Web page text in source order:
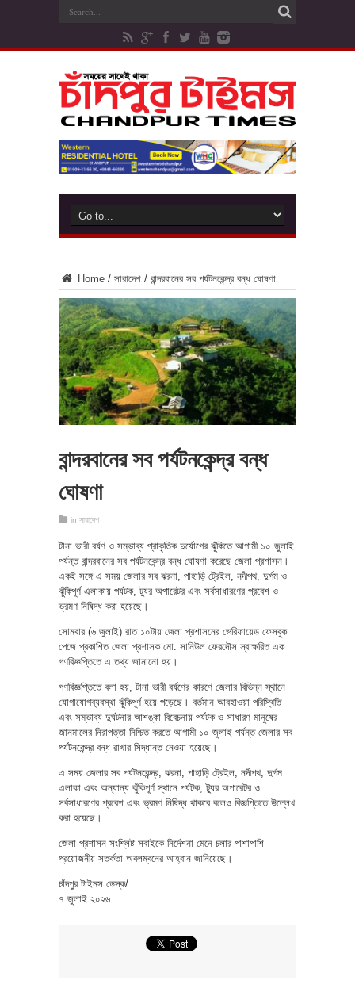
Home / সারাদেশ / বান্দরবানের সব পর্যটনকেন্দ্র বন্ধ ঘোষণা
বান্দরবানের সব পর্যটনকেন্দ্র বন্ধ
ঘোষণা
in সারাদেশ
টানা ভারী বর্ষণ ও সম্ভাব্য প্রাকৃতিক দুর্যোগের ঝুঁকিতে আগামী ১০ জুলাই
পর্যন্ত বান্দরবানের সব পর্যটনকেন্দ্র বন্ধ ঘোষণা করেছে জেলা প্রশাসন।
একই সঙ্গে এ সময় জেলার সব ঝরনা, পাহাড়ি ট্রেইল, নদীপথ, দুর্গম ও
ঝুঁকিপূর্ণ এলাকায় পর্যটক, ট্যুর অপারেটর এবং সর্বসাধারণের প্রবেশ ও
ভ্রমণ নিষিদ্ধ করা হয়েছে।
সোমবার (৬ জুলাই) রাত ১০টায় জেলা প্রশাসনের ভেরিফায়েড ফেসবুক
পেজে প্রকাশিত জেলা প্রশাসক মো. সানিউল ফেরদৌস স্বাক্ষরিত এক
গণবিজ্ঞপ্তিতে এ তথ্য জানানো হয়।
গণবিজ্ঞপ্তিতে বলা হয়, টানা ভারী বর্ষণের কারণে জেলার বিভিন্ন স্থানে
যোগাযোগব্যবস্থা ঝুঁকিপূর্ণ হয়ে পড়েছে। বর্তমান আবহাওয়া পরিস্থিতি
এবং সম্ভাব্য দুর্ঘটনার আশঙ্কা বিবেচনায় পর্যটক ও সাধারণ মানুষের
জানমালের নিরাপত্তা নিশ্চিত করতে আগামী ১০ জুলাই পর্যন্ত জেলার সব
পর্যটনকেন্দ্র বন্ধ রাখার সিদ্ধান্ত নেওয়া হয়েছে।
এ সময় জেলার সব পর্যটনকেন্দ্র, ঝরনা, পাহাড়ি ট্রেইল, নদীপথ, দুর্গম
এলাকা এবং অন্যান্য ঝুঁকিপূর্ণ স্থানে পর্যটক, ট্যুর অপারেটর ও
সর্বসাধারণের প্রবেশ এবং ভ্রমণ নিষিদ্ধ থাকবে বলেও বিজ্ঞপ্তিতে উল্লেখ
করা হয়েছে।
জেলা প্রশাসন সংশ্লিষ্ট সবাইকে নির্দেশনা মেনে চলার পাশাপাশি
প্রয়োজনীয় সতর্কতা অবলম্বনের আহ্বান জানিয়েছে।
চাঁদপুর টাইমস ডেস্ক/
৭ জুলাই ২০২৬